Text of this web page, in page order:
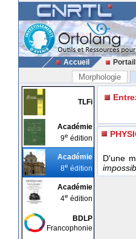
Accueil
Morphologie
TLFi
Académie
9e édition
Académie
8e édition
Académie
4e édition
BDLP
Francophonie
D'une